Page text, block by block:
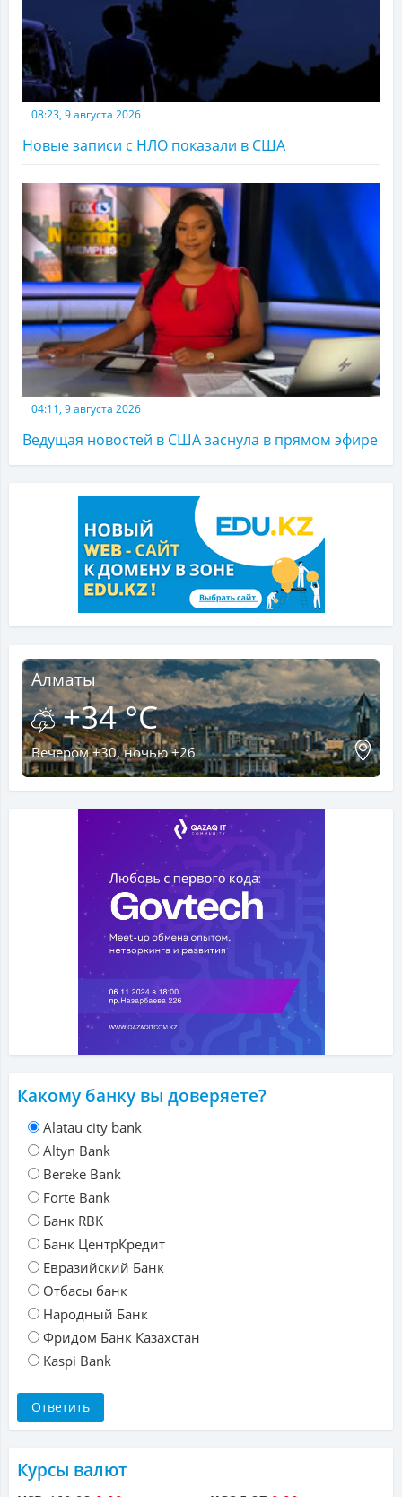
08:23, 9 августа 2026
Новые записи с НЛО показали в США
04:11, 9 августа 2026
Ведущая новостей в США заснула в прямом эфире
Алматы
+34 °C
Вечером +30, ночью +26
Какому банку вы доверяете?
Alatau city bank
Altyn Bank
Bereke Bank
Forte Bank
Банк RBK
Банк ЦентрКредит
Евразийский Банк
Отбасы банк
Народный Банк
Фридом Банк Казахстан
Kaspi Bank
Курсы валют